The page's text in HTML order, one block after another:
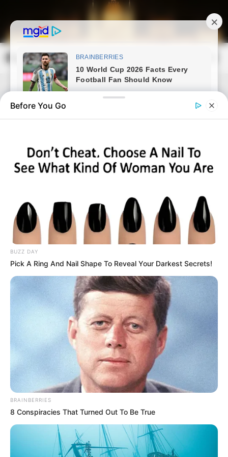
content
Magyarország Kincsei
Search
Friss hírek
Before You Go
BUZZ DAY
Pick A Ring And Nail Shape To Reveal Your Darkest Secrets!
BRAINBERRIES
8 Conspiracies That Turned Out To Be True